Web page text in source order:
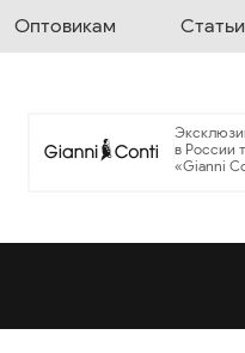
Оптовикам Статьи
в России
«Gianni